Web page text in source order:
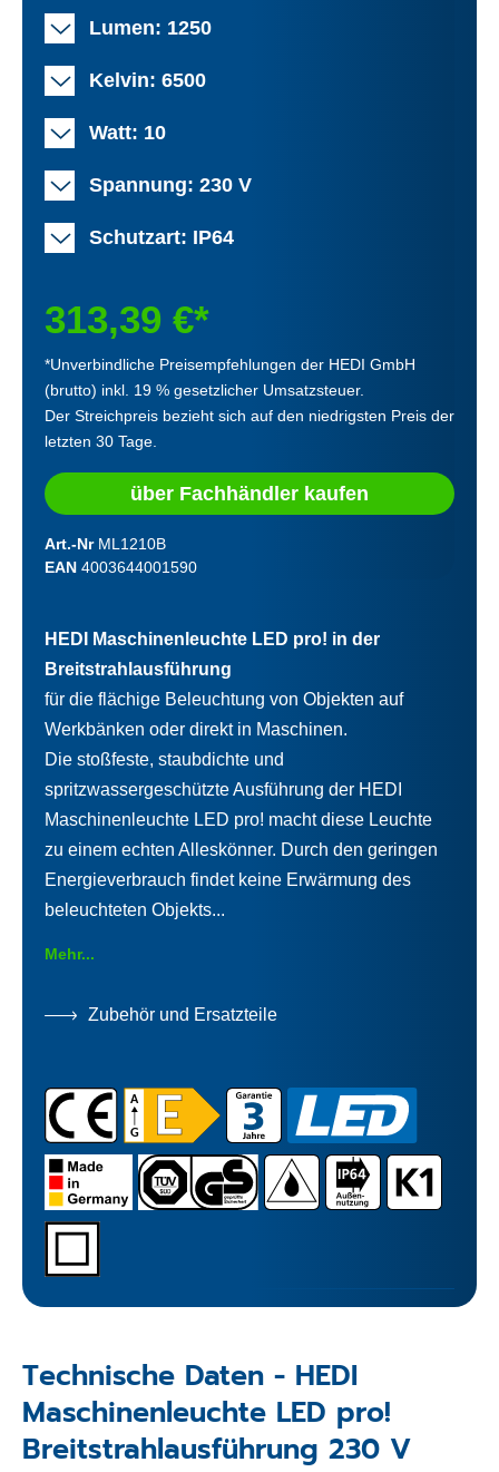
Lumen: 1250
Kelvin: 6500
Watt: 10
Spannung: 230 V
Schutzart: IP64
313,39 €*
*Unverbindliche Preisempfehlungen der HEDI GmbH
(brutto) inkl. 19 % gesetzlicher Umsatzsteuer.
Der Streichpreis bezieht sich auf den niedrigsten Preis der
letzten 30 Tage.
über Fachhändler kaufen
Art.-Nr ML1210B
EAN 4003644001590
HEDI Maschinenleuchte LED pro! in der
Breitstrahlausführung
für die flächige Beleuchtung von Objekten auf
Werkbänken oder direkt in Maschinen.
Die stoßfeste, staubdichte und
spritzwassergeschützte Ausführung der HEDI
Maschinenleuchte LED pro! macht diese Leuchte
zu einem echten Alleskönner. Durch den geringen
Energieverbrauch findet keine Erwärmung des
beleuchteten Objekts...
Mehr...
Zubehör und Ersatzteile
Technische Daten - HEDI
Maschinenleuchte LED pro!
Breitstrahlausführung 230 V